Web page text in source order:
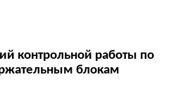
контрольной работы по
блокам